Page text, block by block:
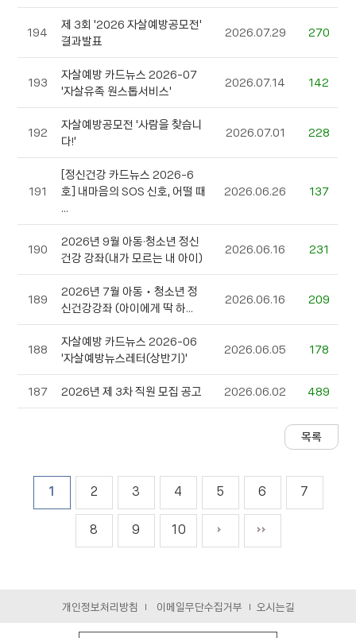
194
제 3회 '2026 자살예방공모전'
결과발표
2026.07.29 270
193
자살예방 카드뉴스 2026-07
'자살유족 원스톱서비스'
2026.07.14 142
192
자살예방공모전 '사람을 찾습니
다!'
2026.07.01 228
191
[정신건강 카드뉴스 2026-6
호] 내마음의 SOS 신호, 어떨 때
...
2026.06.26 137
190
2026년 9월 아동·청소년 정신
건강 강좌(내가 모르는 내 아이)
2026.06.16 231
189
2026년 7월 아동‧청소년 정
신건강강좌 (아이에게 딱 하...
2026.06.16 209
188
자살예방 카드뉴스 2026-06
'자살예방뉴스레터(상반기)'
2026.06.05 178
187 2026년 제 3차 직원 모집 공고 2026.06.02 489
1 2 3 4 5 6 7
8 9 10
개인정보처리방침 이메일무단수집거부 오시는길